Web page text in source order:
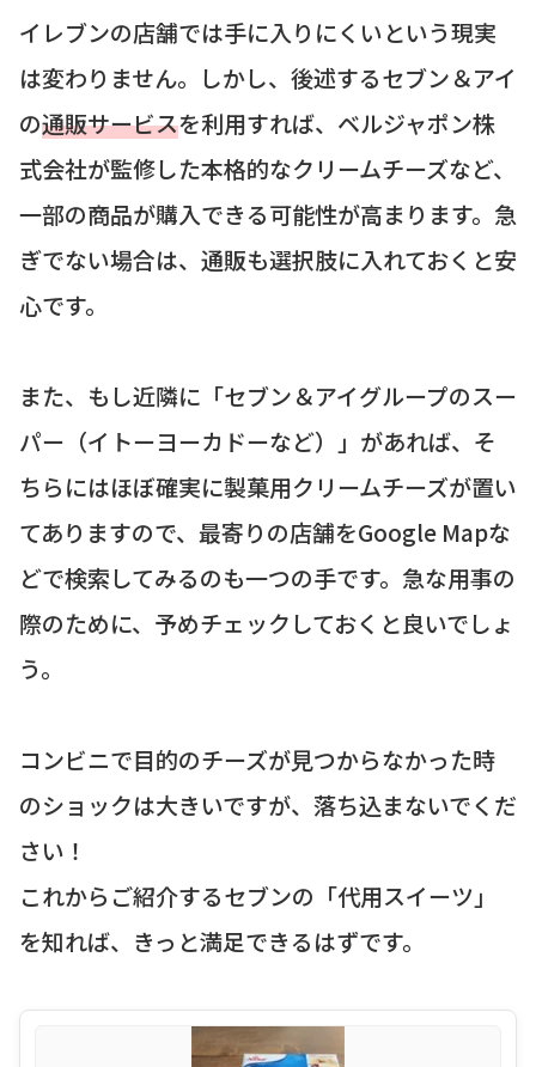
イレブンの店舗では手に入りにくいという現実
は変わりません。しかし、後述するセブン＆アイ
の通販サービスを利用すれば、ベルジャポン株
式会社が監修した本格的なクリームチーズなど、
一部の商品が購入できる可能性が高まります。急
ぎでない場合は、通販も選択肢に入れておくと安
心です。
また、もし近隣に「セブン＆アイグループのスー
パー（イトーヨーカドーなど）」があれば、そ
ちらにはほぼ確実に製菓用クリームチーズが置い
てありますので、最寄りの店舗をGoogle Mapな
どで検索してみるのも一つの手です。急な用事の
際のために、予めチェックしておくと良いでしょ
う。
コンビニで目的のチーズが見つからなかった時
のショックは大きいですが、落ち込まないでくだ
さい！
これからご紹介するセブンの「代用スイーツ」
を知れば、きっと満足できるはずです。